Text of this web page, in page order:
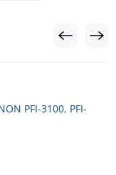
PFI-3100, PFI-